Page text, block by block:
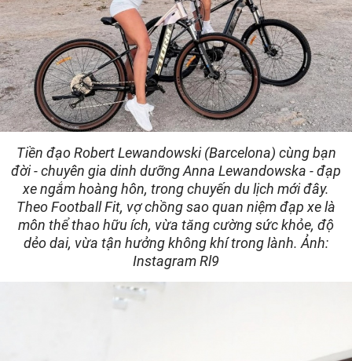
Tiền đạo Robert Lewandowski (Barcelona) cùng bạn
đời - chuyên gia dinh dưỡng Anna Lewandowska - đạp
xe ngắm hoàng hôn, trong chuyến du lịch mới đây.
Theo Football Fit, vợ chồng sao quan niệm đạp xe là
môn thể thao hữu ích, vừa tăng cường sức khỏe, độ
dẻo dai, vừa tận hưởng không khí trong lành. Ảnh:
Instagram Rl9